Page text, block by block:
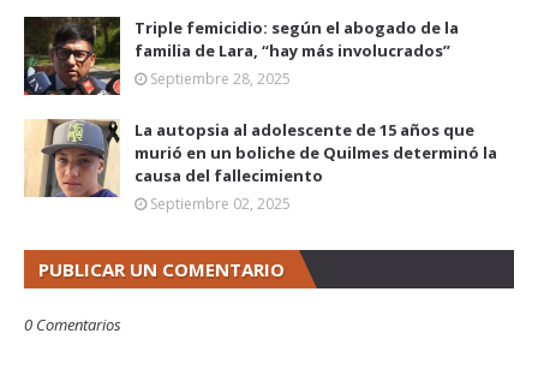
Triple femicidio: según el abogado de la
familia de Lara, “hay más involucrados”
Septiembre 28, 2025
La autopsia al adolescente de 15 años que
murió en un boliche de Quilmes determinó la
causa del fallecimiento
Septiembre 02, 2025
PUBLICAR UN COMENTARIO
0 Comentarios